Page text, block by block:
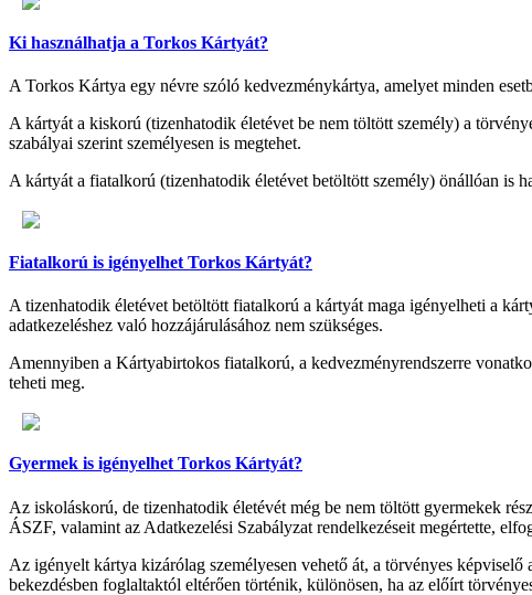
Ki használhatja a Torkos Kártyát?
A Torkos Kártya egy névre szóló kedvezménykártya, amelyet minden
A kártyát a kiskorú (tizenhatodik életévet be nem töltött személy) a
szabályai szerint személyesen is megtehet.
A kártyát a fiatalkorú (tizenhatodik életévet betöltött személy) önállóan is
Fiatalkorú is igényelhet Torkos Kártyát?
A tizenhatodik életévet betöltött fiatalkorú a kártyát maga igényelheti a
adatkezeléshez való hozzájárulásához nem szükséges.
Amennyiben a Kártyabirtokos fiatalkorú, a kedvezményrendszerre
teheti meg.
Gyermek is igényelhet Torkos Kártyát?
Az iskoláskorú, de tizenhatodik életévét még be nem töltött gyermekek
ÁSZF, valamint az Adatkezelési Szabályzat rendelkezéseit megértette,
Az igényelt kártya kizárólag személyesen vehető át, a törvényes
bekezdésben foglaltaktól eltérően történik, különösen, ha az előírt